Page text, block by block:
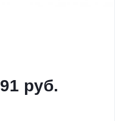
91 руб.